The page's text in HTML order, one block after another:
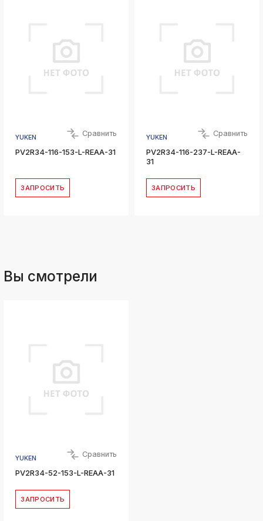
YUKEN Сравнить
PV2R34-116-153-L-REAA-31
ЗАПРОСИТЬ
YUKEN Сравнить
PV2R34-116-237-L-REAA-
31
ЗАПРОСИТЬ
Вы смотрели
YUKEN Сравнить
PV2R34-52-153-L-REAA-31
ЗАПРОСИТЬ